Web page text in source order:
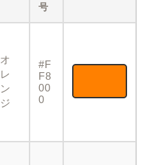
号
オ
レ
ン
ジ
#F
F8
00
0